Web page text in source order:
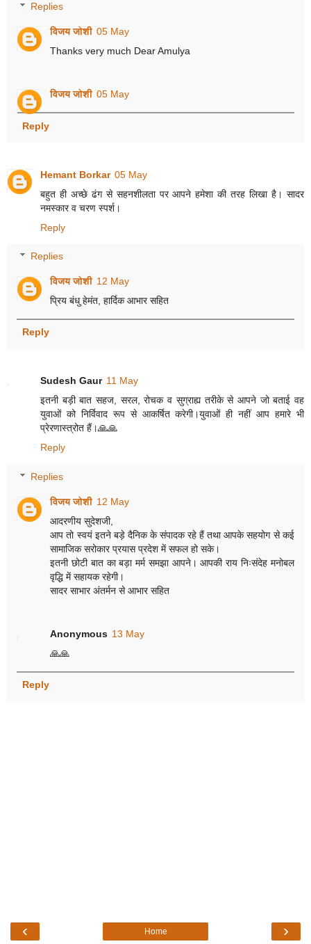
Replies
विजय जोशी 05 May
Thanks very much Dear Amulya
विजय जोशी 05 May
Reply
Hemant Borkar 05 May
बहुत ही अच्छे ढंग से सहनशीलता पर आपने हमेशा की तरह लिखा है। सादर
नमस्कार व चरण स्पर्श।
Reply
Replies
विजय जोशी 12 May
प्रिय बंधु हेमंत, हार्दिक आभार सहित
Reply
Sudesh Gaur 11 May
इतनी बड़ी बात सहज, सरल, रोचक व सुग्राह्य तरीके से आपने जो बताई वह
युवाओं को निर्विवाद रूप से आकर्षित करेगी।युवाओं ही नहीं आप हमारे भी
प्रेरणास्त्रोत हैं।🙏🙏
Reply
Replies
विजय जोशी 12 May
आदरणीय सुदेशजी,
आप तो स्वयं इतने बड़े दैनिक के संपादक रहे हैं तथा आपके सहयोग से कई
सामाजिक सरोकार प्रयास प्रदेश में सफल हो सके।
इतनी छोटी बात का बड़ा मर्म समझा आपने। आपकी राय निःसंदेह मनोबल
वृद्धि में सहायक रहेगी।
सादर साभार अंतर्मन से आभार सहित
Anonymous 13 May
🙏🙏
Reply
‹ ›
Home